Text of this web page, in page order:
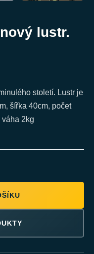
lustr.
století. Lustr je
šířka 40cm, počet
2kg